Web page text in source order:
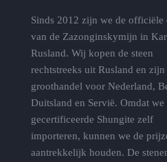
Sinds 2012 zijn we de officiële
van de Zazonginskymijn in
Rusland. Wij kopen de steen
rechtstreeks uit Rusland en zijn
groothandel voor Nederland,
Duitsland en Servië. Omdat we
gecertificeerde Shungite zelf
importeren, kunnen we de
aantrekkelijk houden. De